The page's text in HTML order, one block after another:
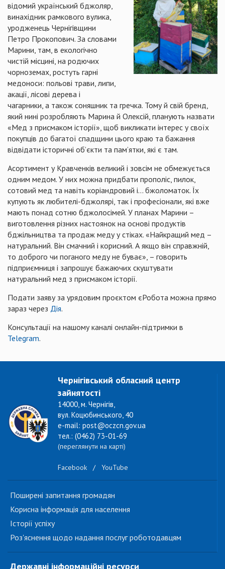
відомий український бджоляр,
винахідник рамкового вулика,
уродженець Чернігівщини
Петро Прокопович. За словами
Марини, там, в екологічно
чистій місцині, на родючих
чорноземах, ростуть гарні
медоноси: польові трави, липи,
акації, лісові дерева і
чагарники, а також соняшник та гречка. Тому й свій бренд,
який нині розробляють Марина й Олексій, планують назвати
«Мед з присмаком історії», щоб викликати інтерес у своїх
покупців до багатої спадщини цього краю та бажання
відвідати історичні об’єкти та пам’ятки, які є там.
Асортимент у Кравченків великий і зовсім не обмежується
одним медом. У них можна придбати прополіс, пилок,
сотовий мед та навіть коріандровий і... бжоломаток. Їх
купують як любителі-бджолярі, так і професіонали, які вже
мають понад сотню бджолосімей. У планах Марини –
виготовлення різних настоянок на основі продуктів
бджільництва та продаж меду у стіках. «Найкращий мед –
натуральний. Він смачний і корисний. А якщо він справжній,
то доброго чи поганого меду не буває», – говорить
підприємниця і запрошує бажаючих скуштувати
натуральний мед з присмаком історії.
Подати заяву за урядовим проєктом єРобота можна прямо
зараз через Дія.
Консультації на нашому каналі онлайн-підтримки в
Telegram.
Чернігівський обласний центр
зайнятості
14000, м. Чернігів,
вул. Коцюбинського, 40
e-mail: post@oczcn.gov.ua
тел.: (0462) 73-01-69
(переглянути на карті)
Facebook / YouTube
Поширені запитання громадян
Корисна інформація для населення
Історії успіху
Роз'яснення щодо надання послуг роботодавцям
Державні інформаційні ресурси